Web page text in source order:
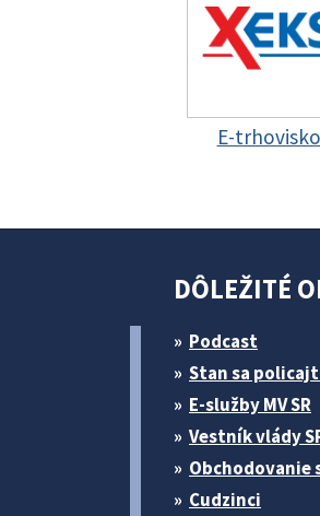
E-trhovisko
DÔLEŽITÉ
Podcast
Stan sa
E-služby MV SR
Vestník vlády
Obchodovanie
Cudzinci